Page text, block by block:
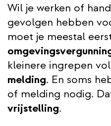
Wil je werken of
gevolgen hebben
moet je meestal
kleinere ingrepen
melding. En soms
of melding nodig.
vrijstelling.